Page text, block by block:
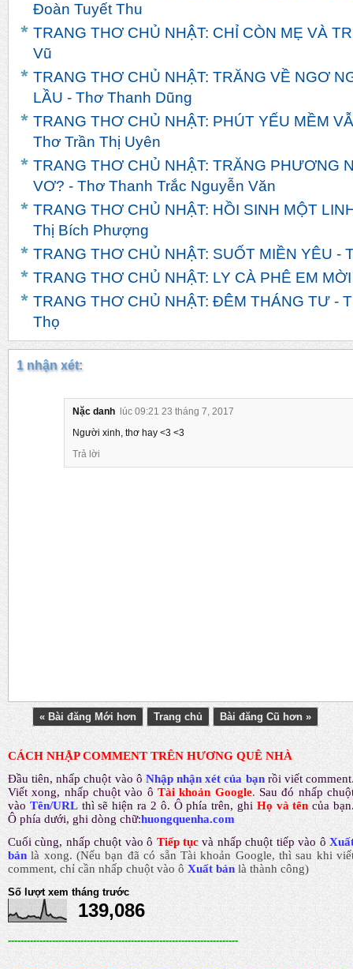
Đoàn Tuyết Thu
TRANG THƠ CHỦ NHẬT: CHỈ CÒN MẸ VÀ
Vũ
TRANG THƠ CHỦ NHẬT: TRĂNG VỀ NGƠ
LẦU - Thơ Thanh Dũng
TRANG THƠ CHỦ NHẬT: PHÚT YẾU MỀM
Thơ Trần Thị Uyên
TRANG THƠ CHỦ NHẬT: TRĂNG PHƯƠNG
VƠ? - Thơ Thanh Trắc Nguyễn Văn
TRANG THƠ CHỦ NHẬT: HỒI SINH MỘT
Thị Bích Phượng
TRANG THƠ CHỦ NHẬT: SUỐT MIỀN YÊU -
TRANG THƠ CHỦ NHẬT: LY CÀ PHÊ EM
TRANG THƠ CHỦ NHẬT: ĐÊM THÁNG TƯ -
Thọ
1 nhận xét:
Nặc danh
lúc 09:21 23 tháng 7, 2017
Người xinh, thơ hay <3 <3
Trả lời
« Bài đăng Mới hơn Trang chủ Bài đăng Cũ hơn »
CÁCH NHẬP COMMENT TRÊN HƯƠNG QUÊ NHÀ
Đầu tiên, nhấp chuột vào ô Nhập nhận xét của bạn rồi viết comment
Viết xong, nhấp chuột vào ô Tài khoản Google. Sau đó nhấp
vào Tên/URL thì sẽ hiện ra 2 ô. Ô phía trên, ghi Họ và tên của
Ô phía dưới, ghi dòng chữ:huongquenha.com
Cuối cùng, nhấp chuột vào ô Tiếp tục và nhấp chuột tiếp vào ô
bản là xong.(Nếu bạn đã có sẵn Tài khoản Google, thì sau khi
comment, chỉ cần nhấp chuột vào ô Xuất bản là thành công)
Số lượt xem tháng trước
139,086
-------------------------------------------------------------------------